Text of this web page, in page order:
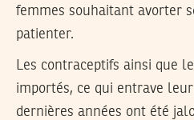
femmes souhaitant avorter
patienter.
Les contraceptifs ainsi que
importés, ce qui entrave
dernières années ont été